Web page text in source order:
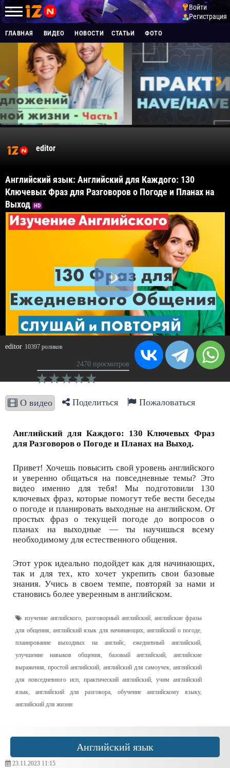
Войти
Регистрация
ГЛАВНАЯ ВИДЕО НОВОСТИ СТАТЬИ ФОТО
editor
Английский язык: Английский для Каждого: 130
Ключевых Фраз для Разговоров о Погоде и Планах на
Выход HD
editor 10397 роликов
2470 просмотров
О видео Поделиться Пожаловаться
Английский для Каждого: 130 Ключевых Фраз
для Разговоров о Погоде и Планах на Выход.
Привет! Хочешь повысить свой уровень английского
и уверенно общаться на повседневные темы? Это
видео именно для тебя! Мы подготовили 130
ключевых фраз, которые помогут тебе вести беседы
о погоде и планировать выходные на английском. От
простых фраз о текущей погоде до вопросов о
планах на выходные — ты научишься всему
необходимому для естественного общения.
Этот урок идеально подойдет как для начинающих,
так и для тех, кто хочет укрепить свои базовые
знания. Учись в своем темпе, повторяй за нами и
становись более уверенным в английском.
изучение английского, разговорный английский,английские фразы
для общения,английский язык для начинающих, английский о погоде,
планирование выходных на английс,ежедневный английский,
улучшение навыков общения, базовый английский,английские
выражения,простой английский, английский для самоучек,английский
для повседневного исп,практический английский,учим английский
язык,английский для разговора,обучение английскому языку,
английский для жизни
Английский язык
23.11.2023 11:15